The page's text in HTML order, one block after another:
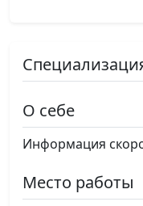
О себе
Информация
Место работы